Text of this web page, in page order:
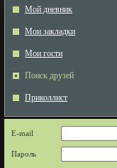
Мой дневник
Мои закладки
Мои гости
Поиск друзей
Приколлист
E-mail
Пароль